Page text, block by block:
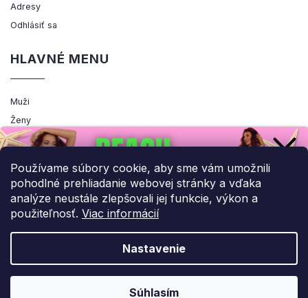
Používame súbory cookie, aby sme vám umožnili
pohodlné prehliadanie webovej stránky a vďaka
analýze neustále zlepšovali jej funkcie, výkon a
použiteľnosť. Viac informácií
Nastavenie
Súhlasím
Adresy
Odhlásiť sa
HLAVNÉ MENU
Muži
Ženy
Výpredaj
Vytvoril Shoptet
UPLATNIŤ ZĽAVU!